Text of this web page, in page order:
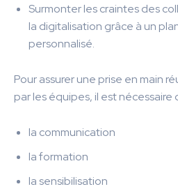
Surmonter les craintes des
la digitalisation grâce à un
personnalisé.
Pour assurer une prise en main
par les équipes, il est nécessaire
la communication
la formation
la sensibilisation